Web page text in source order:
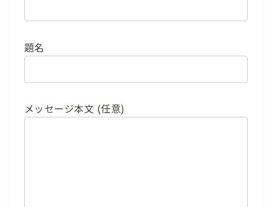
題名
メッセージ本文 (任意)